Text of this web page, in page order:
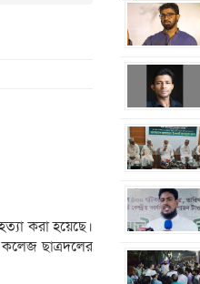
করা হয়েছে।
ছাত্রদলের